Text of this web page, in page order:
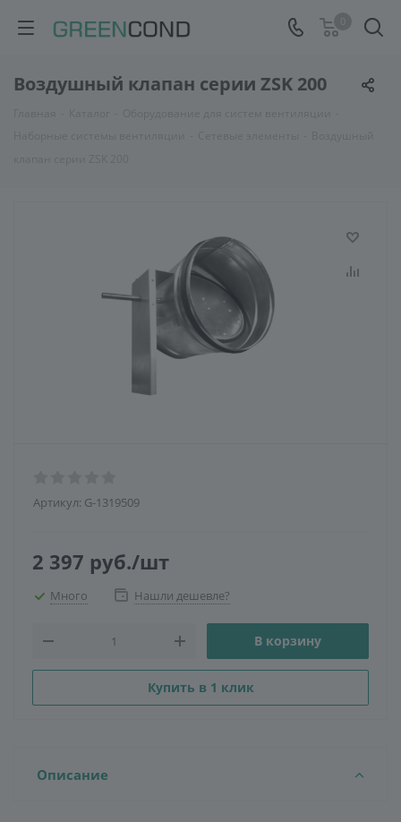
Воздушный клапан серии ZSK 200
Артикул: G-1319509
2 397 руб./шт
Много Нашли дешевле?
В корзину
Купить в 1 клик
Описание